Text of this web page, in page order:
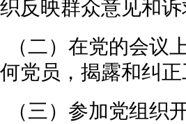
反映群众意见和
（二）在党的会议
党员，揭露和纠
（三）参加党组织